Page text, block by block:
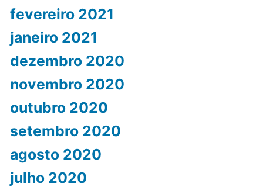
fevereiro 2021
janeiro 2021
dezembro 2020
novembro 2020
outubro 2020
setembro 2020
agosto 2020
julho 2020